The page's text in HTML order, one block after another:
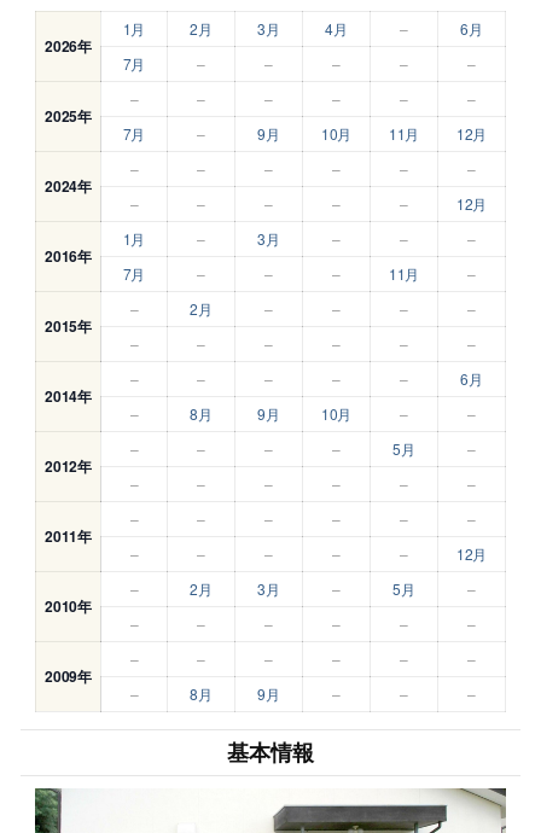
2026年
1月 2月 3月 4月 –
6月
7月
– – – – –
2025年
– – – – –
–
7月
– 9月 10月 11月 12月
2024年
– – – – –
–
–
– – – – 12月
2016年
1月 – 3月 – –
–
7月
– – – 11月 –
2015年
– 2月 – – –
–
–
– – – – –
2014年
– – – – –
6月
–
8月 9月 10月 – –
2012年
– – – – 5月
–
–
– – – – –
2011年
– – – – –
–
–
– – – – 12月
2010年
– 2月 3月 – 5月
–
–
– – – – –
2009年
– – – – –
–
–
8月 9月 – – –
基本情報